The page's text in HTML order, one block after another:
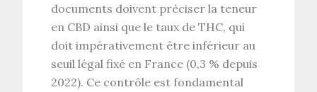
documents doivent préciser la teneur
en CBD ainsi que le taux de THC, qui
doit impérativement être inférieur au
seuil légal fixé en France (0,3 % depuis
2022). Ce contrôle est fondamental